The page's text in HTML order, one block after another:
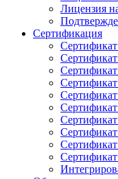
Лицензия
Сертификация